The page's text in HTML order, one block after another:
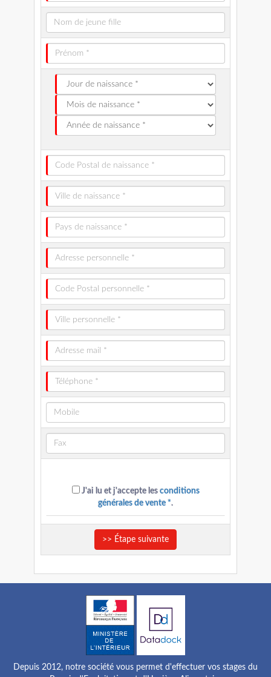
J'ai lu et j'accepte les conditions
générales de vente *.
>> Étape suivante
Depuis 2012, notre société vous permet d'effectuer vos stages du